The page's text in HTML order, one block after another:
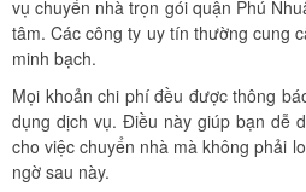
vụ chuyển nhà trọn gói quận Phú
tâm. Các công ty uy tín thường cung
minh bạch.
Mọi khoản chi phí đều được thông
dụng dịch vụ. Điều này giúp bạn dễ
cho việc chuyển nhà mà không phải
ngờ sau này.